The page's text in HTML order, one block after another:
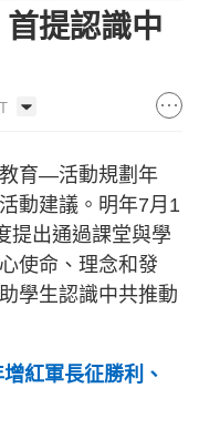
提認識中
育—活動規劃年
動建議。明年7月1
提出通過課堂與學
使命、理念和發
學生認識中共推動
紅軍長征勝利、